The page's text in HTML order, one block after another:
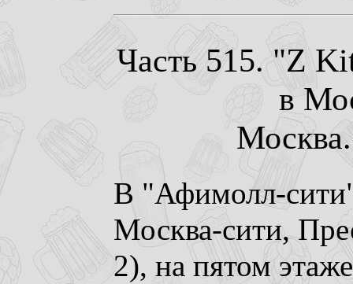
Часть 515. "Z
в
В "Афимолл-
Москва-сити,
2), на пятом